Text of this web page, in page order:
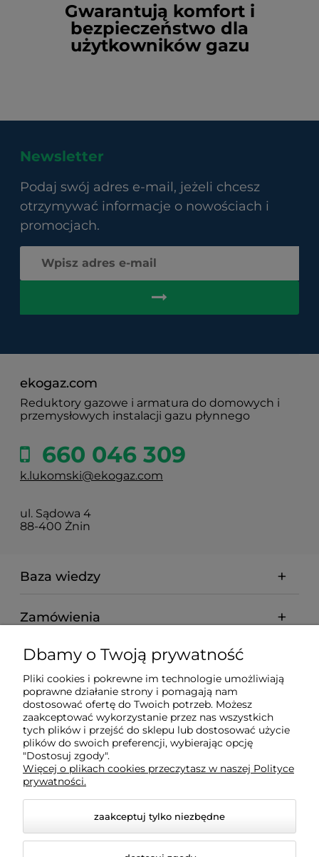
Gwarantują komfort i
bezpieczeństwo dla
użytkowników gazu
Newsletter
Podaj swój adres e-mail, jeżeli chcesz
otrzymywać informacje o nowościach i
promocjach.
ekogaz.com
Reduktory gazowe i armatura do domowych i
przemysłowych instalacji gazu płynnego
660 046 309
k.lukomski@ekogaz.com
ul. Sądowa 4
88-400 Żnin
Baza wiedzy
Zamówienia
Informacje
Nasz serwis korzysta z informacji zapisanych za pomocą
plików cookies niezbędnych do obsługi strony
internetowej i tworzenia statystyk. Korzystanie z witryny
bez zmiany ustawień Twojej przeglądarki oznacza, że będą
one umieszczane w Twoim urządzeniu
końcowym. Pamiętaj, że zawsze możesz zmienić te
ustawienia. Więcej informacji znajdziesz w:
Na stronie gromadzimy opinie o naszych produktach
wykorzystując narzędzia zbierania opinii sklepu
Dbamy o Twoją prywatność
Pliki cookies i pokrewne im technologie umożliwiają
poprawne działanie strony i pomagają nam
dostosować ofertę do Twoich potrzeb. Możesz
zaakceptować wykorzystanie przez nas wszystkich
tych plików i przejść do sklepu lub dostosować użycie
plików do swoich preferencji, wybierając opcję
"Dostosuj zgody".
Więcej o plikach cookies przeczytasz w naszej Polityce
prywatności.
zaakceptuj tylko niezbędne